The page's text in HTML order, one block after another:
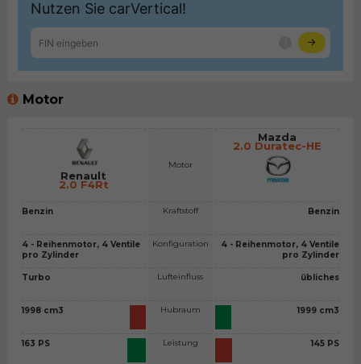
Motor
Renault
2.0 F4Rt
Benzin
4 - Reihenmotor, 4 Ventile
pro Zylinder
Turbo
1998 cm3
163 PS
Motor
Kraftstoff
Konfiguration
Lufteinfluss
Hubraum
Leistung
Mazda
2.0 Duratec-HE
Benzin
4 - Reihenmotor, 4 Ventile
pro Zylinder
übliches
1999 cm3
145 PS